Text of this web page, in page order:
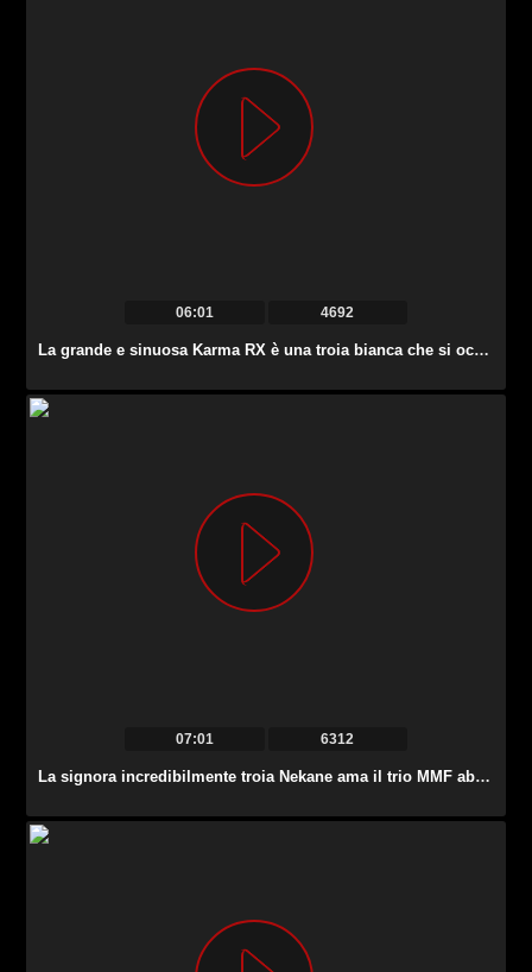
06:01 4692
La grande e sinuosa Karma RX è una troia bianca che si occupa di due BBC.
07:01 6312
La signora incredibilmente troia Nekane ama il trio MMF abbastanza duro.